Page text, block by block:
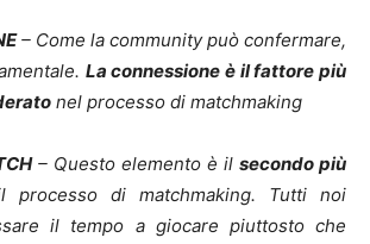
– Come la community può confermare,
La connessione è il fattore più
nel processo di matchmaking
– Questo elemento è il secondo più
processo di matchmaking. Tutti noi
il tempo a giocare piuttosto che